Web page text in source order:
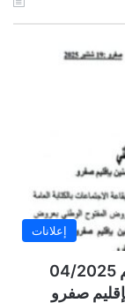
إعلانات
إعلان عن طلب عروض مفتوح وطني رقم 04/2025
صفرو